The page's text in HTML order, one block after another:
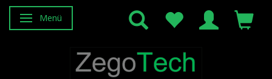
Anzeige ändern
Menü